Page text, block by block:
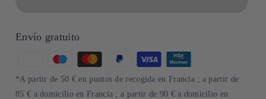
Envío gratuito
de
pago
*A partir de 50 € en puntos de recogida en Francia ; a partir de
85 € a domicilio en Francia ; a partir de 90 € a domicilio en